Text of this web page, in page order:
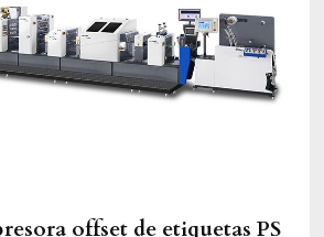
offset de etiquetas PS